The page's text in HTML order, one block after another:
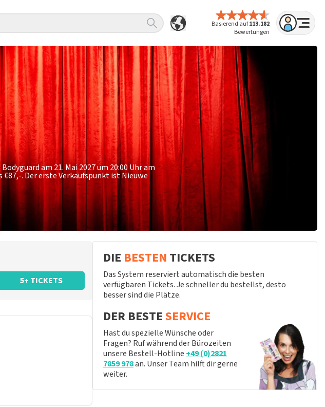
Basierend auf113.182
Bewertungen
am 21. Mai 2027 um 20:00 Uhr am
€87,-. Der erste Verkaufspunkt ist Nieuwe
5+ TICKETS
DIE BESTEN TICKETS
Das System reserviert automatisch die besten
verfügbaren Tickets. Je schneller du bestellst, desto
besser sind die Plätze.
DER BESTESERVICE
Hast du spezielle Wünsche oder
Fragen? Ruf während der Bürozeiten
unsere Bestell-Hotline +49 (0)2821
7859 978an. Unser Team hilft dir gerne
weiter.